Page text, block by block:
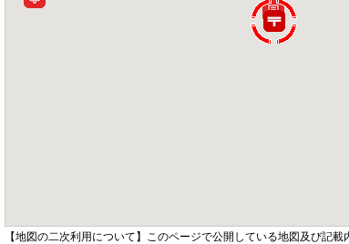
【地図の二次利用について】このページで公開している地図及び記